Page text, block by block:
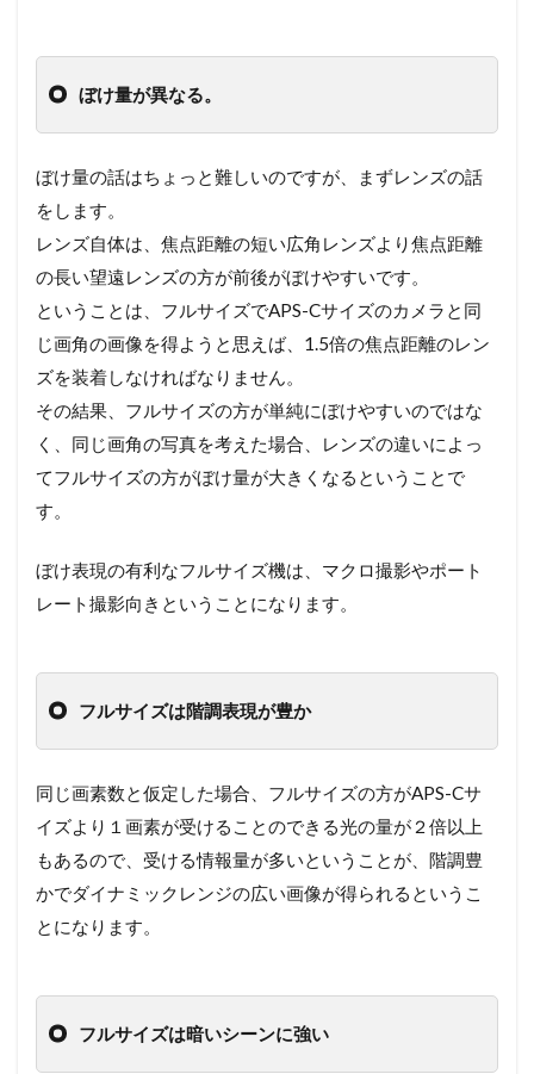
ぼけ量が異なる。
ぼけ量の話はちょっと難しいのですが、まずレンズの話
をします。
レンズ自体は、焦点距離の短い広角レンズより焦点距離
の長い望遠レンズの方が前後がぼけやすいです。
ということは、フルサイズでAPS-Cサイズのカメラと同
じ画角の画像を得ようと思えば、1.5倍の焦点距離のレン
ズを装着しなければなりません。
その結果、フルサイズの方が単純にぼけやすいのではな
く、同じ画角の写真を考えた場合、レンズの違いによっ
てフルサイズの方がぼけ量が大きくなるということで
す。
ぼけ表現の有利なフルサイズ機は、マクロ撮影やポート
レート撮影向きということになります。
フルサイズは階調表現が豊か
同じ画素数と仮定した場合、フルサイズの方がAPS-Cサ
イズより１画素が受けることのできる光の量が２倍以上
もあるので、受ける情報量が多いということが、階調豊
かでダイナミックレンジの広い画像が得られるというこ
とになります。
フルサイズは暗いシーンに強い